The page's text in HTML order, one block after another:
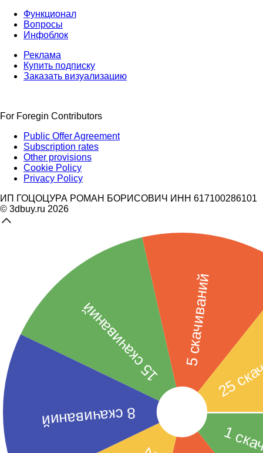
Функционал
Вопросы
Инфоблок
Реклама
Купить подписку
Заказать визуализацию
For Foregin Contributors
Public Offer Agreement
Subscription rates
Other provisions
Cookie Policy
Privacy Policy
ИП ГОЦОЦУРА РОМАН БОРИСОВИЧ ИНН 617100286101
© 3dbuy.ru 2026